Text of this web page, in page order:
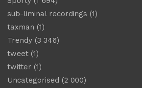
sub-liminal recordings (1)
taxman (1)
Trendy (3 346)
tweet (1)
twitter (1)
Uncategorised (2 000)